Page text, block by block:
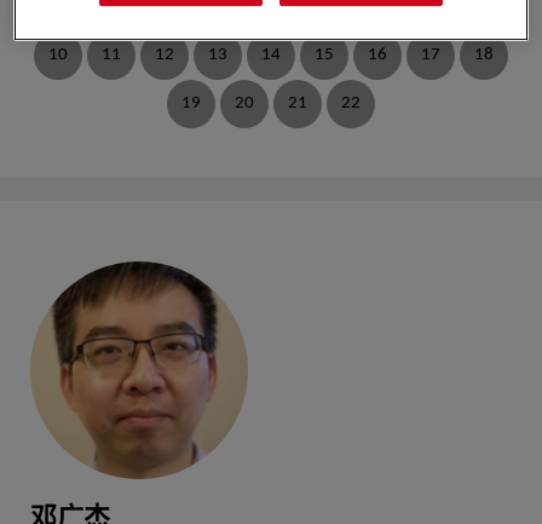
出版物：13
郑晓业
出版物：10
2 3 4 6 7 8
10 11 12 13 14 15 16 17 18
19 20 21 22